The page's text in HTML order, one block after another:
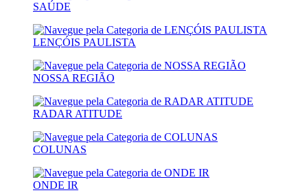
SAÚDE
LENÇÓIS PAULISTA
NOSSA REGIÃO
RADAR ATITUDE
COLUNAS
ONDE IR